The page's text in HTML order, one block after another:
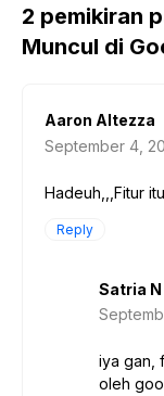
2 pemikiran
Muncul di
Aaron Altezza
September 4,
Hadeuh,,,Fitur
Reply
Satria N
iya gan,
oleh